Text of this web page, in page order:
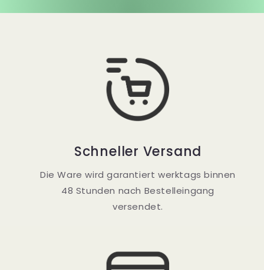
Schneller Versand
Die Ware wird garantiert werktags binnen
48 Stunden nach Bestelleingang
versendet.